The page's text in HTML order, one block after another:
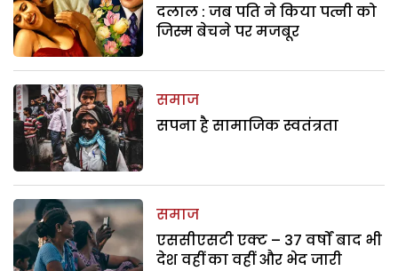
दलाल : जब पति ने किया पत्नी को
जिस्म बेचने पर मजबूर
समाज
सपना है सामाजिक स्वतंत्रता
समाज
एससीएसटी एक्ट – 37 वर्षों बाद भी
देश वहीं का वहीं और भेद जारी